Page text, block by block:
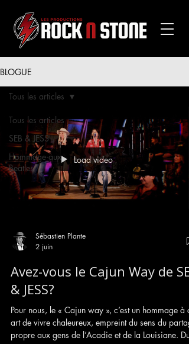
BLOGUE
Tous les articles
SEB & JESS
Hommage aux
Beatles
Tous les articles
Load video
Sébastien Plante
2 juin
Avez-vous le Cajun Way de
& JESS?
Pour nous, le « Cajun way », c’est un hommage à
art de vivre chaleureux, empreint du sens du
propre aux gens de l’Acadie et de la Louisiane. Du